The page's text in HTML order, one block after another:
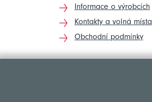
Informace o výrobcích
Kontakty a volná místa
Obchodní podmínky